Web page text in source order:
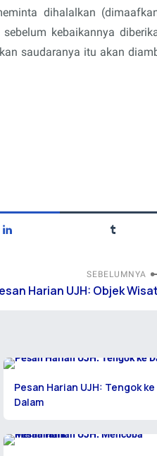
dihalalkan
kebaikannya
saudaranya itu akan
SEBELUMNYA
Harian UJH: Objek
Pesan Harian UJH: Tengok ke
Dalam